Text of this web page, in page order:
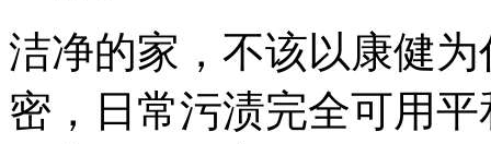
洁净的家，不该以康健
密，日常污渍完全可用